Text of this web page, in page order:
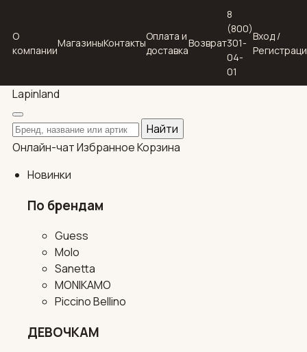
О
компании
МагазиныКонтакты
Оплата и
доставка
Возврат
8
(800)
301-
04-
01
Вход /
Lapinland
Поиск по каталогу
Найти
Онлайн-чатИзбранноеКорзина
Новинки
По брендам
Guess
Molo
Sanetta
MONIKAMO
Piccino Bellino
ДЕВОЧКАМ